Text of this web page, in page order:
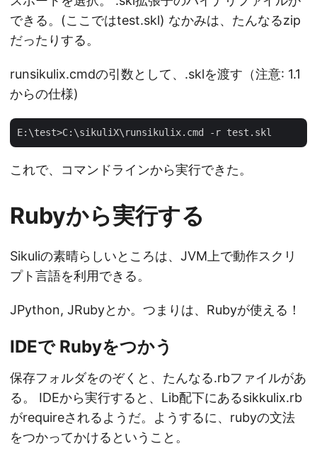
できる。(ここではtest.skl) なかみは、たんなるzip
だったりする。
runsikulix.cmdの引数として、.sklを渡す（注意: 1.1
からの仕様)
これで、コマンドラインから実行できた。
Rubyから実行する
Sikuliの素晴らしいところは、JVM上で動作スクリ
プト言語を利用できる。
JPython, JRubyとか。つまりは、Rubyが使える！
IDEで Rubyをつかう
保存フォルダをのぞくと、たんなる.rbファイルがあ
る。 IDEから実行すると、Lib配下にあるsikkulix.rb
がrequireされるようだ。ようするに、rubyの文法
をつかってかけるということ。